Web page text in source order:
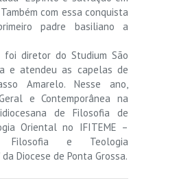
Também com essa conquista
padre basiliano a
foi diretor do Studium São
e atendeu as capelas de
Amarelo. Nesse ano,
e Contemporânea na
de Filosofia de
Oriental no IFITEME –
e Teologia
da Diocese de Ponta Grossa.